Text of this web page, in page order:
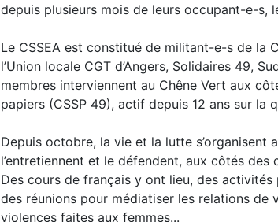
depuis plusieurs mois de leurs occupant-e-s,
Le CSSEA est constitué de militant-e-s de la
l’Union locale CGT d’Angers, Solidaires 49,
membres interviennent au Chêne Vert aux
papiers (CSSP 49), actif depuis 12 ans sur la
Depuis octobre, la vie et la lutte s’organisent
l’entretiennent et le défendent, aux côtés des
Des cours de français y ont lieu, des
des réunions pour médiatiser les relations
violences faites aux femmes...